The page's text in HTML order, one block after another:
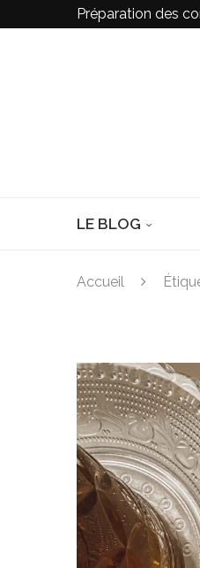
Préparation des
LE BLOG
Accueil